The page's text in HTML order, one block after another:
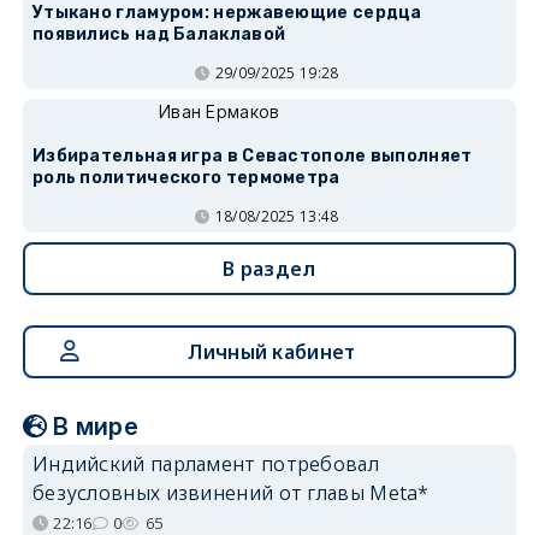
Утыкано гламуром: нержавеющие сердца
появились над Балаклавой
29/09/2025 19:28
Иван Ермаков
Избирательная игра в Севастополе выполняет
роль политического термометра
18/08/2025 13:48
В раздел
Личный кабинет
В мире
Индийский парламент потребовал
безусловных извинений от главы Meta*
22:16 0 65